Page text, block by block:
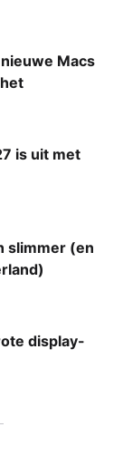
Macs
is uit met
slimmer (en
display-